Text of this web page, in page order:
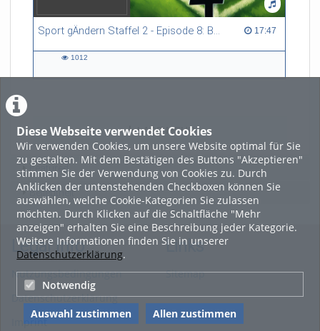
Diese Webseite verwendet Cookies
Wir verwenden Cookies, um unsere Website optimal für Sie
zu gestalten. Mit dem Bestätigen des Buttons "Akzeptieren"
stimmen Sie der Verwendung von Cookies zu. Durch
Anklicken der untenstehenden Checkboxen können Sie
auswählen, welche Cookie-Kategorien Sie zulassen
möchten. Durch Klicken auf die Schaltfläche "Mehr
anzeigen" erhalten Sie eine Beschreibung jeder Kategorie.
Weitere Informationen finden Sie in unserer
Datenschutzerklärung.
Notwendig
Auswahl zustimmen Allen zustimmen
Sport gÄndern Staffel 2 - Episode 8: Balance im Spitzensport: Stressbewältigung und Wettkampfangst im Fokus 17:47
17:47 duration
1012
LADE MEHR
Featured
Beliebtheit
Legal Info
Nutzungsbedingungen
Datenschutzerklärung
Imprint
Links
Sitemap